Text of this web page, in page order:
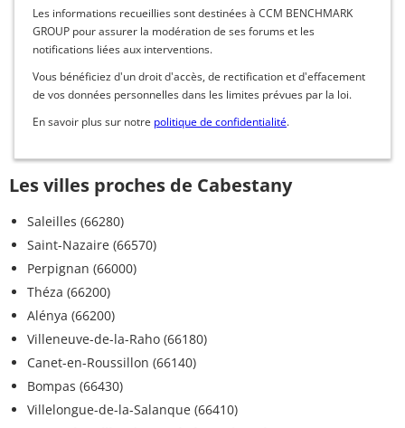
Les informations recueillies sont destinées à CCM BENCHMARK
GROUP pour assurer la modération de ses forums et les
notifications liées aux interventions.
Vous bénéficiez d'un droit d'accès, de rectification et d'effacement
de vos données personnelles dans les limites prévues par la loi.
En savoir plus sur notre politique de confidentialité.
Les villes proches de Cabestany
Saleilles (66280)
Saint-Nazaire (66570)
Perpignan (66000)
Théza (66200)
Alénya (66200)
Villeneuve-de-la-Raho (66180)
Canet-en-Roussillon (66140)
Bompas (66430)
Villelongue-de-la-Salanque (66410)